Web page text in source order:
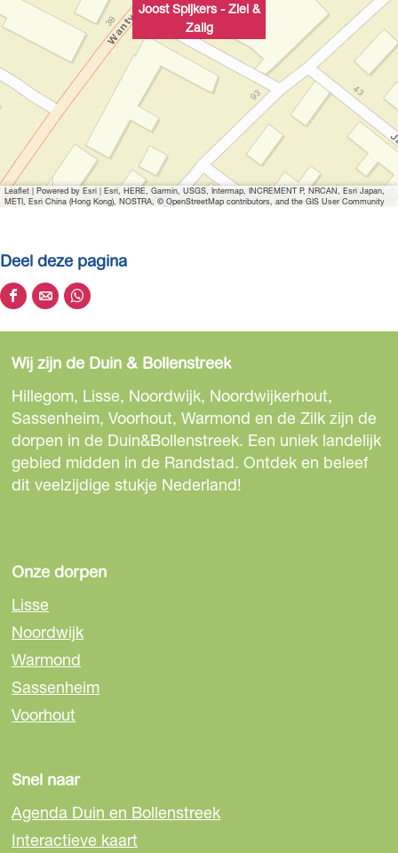
Joost Spijkers - Ziel &
Zalig
Leaflet | Powered by Esri | Esri, HERE, Garmin, USGS, Intermap, INCREMENT P, NRCAN, Esri Japan,
METI, Esri China (Hong Kong), NOSTRA, © OpenStreetMap contributors, and the GIS User Community
Deel deze pagina
D
e
l
d
e
z
e
p
n
a
o
p
F
a
c
e
o
k
D
e
l
d
e
z
e
p
n
o
p
e
-
m
a
D
e
l
d
e
z
e
p
n
p
W
h
A
p
Wij zijn de Duin & Bollenstreek
Hillegom, Lisse, Noordwijk, Noordwijkerhout,
Sassenheim, Voorhout, Warmond en de Zilk zijn de
dorpen in de Duin&Bollenstreek. Een uniek landelijk
gebied midden in de Randstad. Ontdek en beleef
dit veelzijdige stukje Nederland!
Onze dorpen
Lisse
Noordwijk
Warmond
Sassenheim
Voorhout
Snel naar
Agenda Duin en Bollenstreek
Interactieve kaart